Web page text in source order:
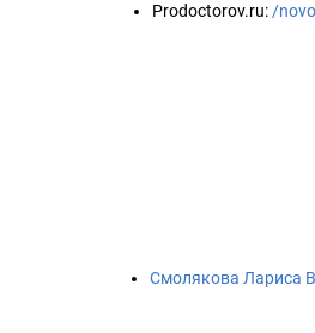
Prodoctorov.ru: /
Смолякова Лариса